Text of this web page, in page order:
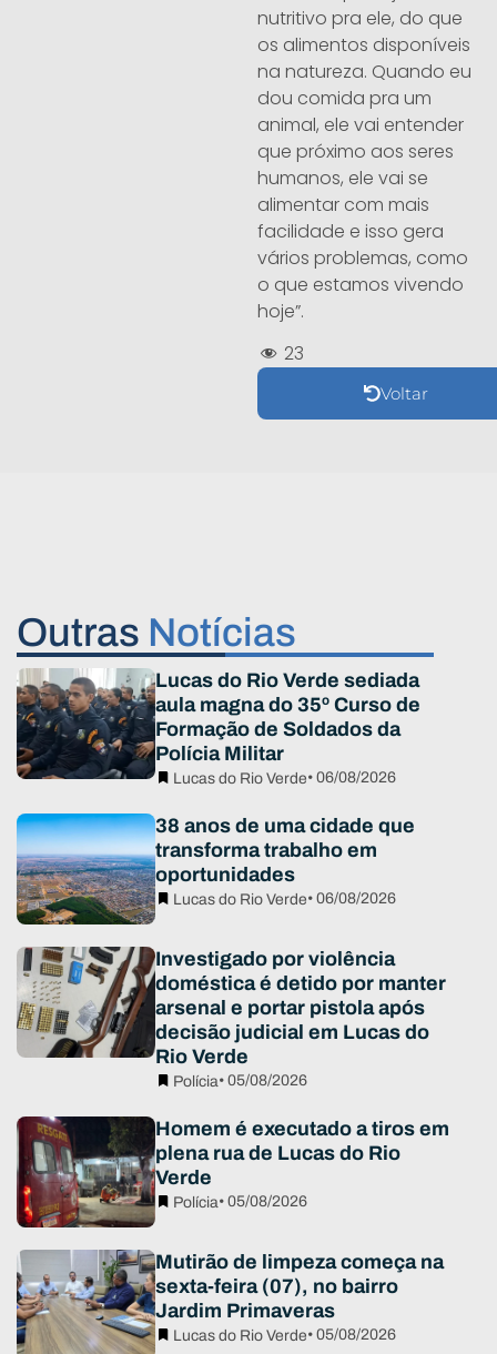
nutritivo pra ele, do que
os alimentos disponíveis
na natureza. Quando eu
dou comida pra um
animal, ele vai entender
que próximo aos seres
humanos, ele vai se
alimentar com mais
facilidade e isso gera
vários problemas, como
o que estamos vivendo
hoje”.
23
Voltar
Outras Notícias
Lucas do Rio Verde sediada
aula magna do 35º Curso de
Formação de Soldados da
Polícia Militar
Lucas do Rio Verde• 06/08/2026
38 anos de uma cidade que
transforma trabalho em
oportunidades
Lucas do Rio Verde• 06/08/2026
Investigado por violência
doméstica é detido por manter
arsenal e portar pistola após
decisão judicial em Lucas do
Rio Verde
Polícia• 05/08/2026
Homem é executado a tiros em
plena rua de Lucas do Rio
Verde
Polícia• 05/08/2026
Mutirão de limpeza começa na
sexta-feira (07), no bairro
Jardim Primaveras
Lucas do Rio Verde• 05/08/2026